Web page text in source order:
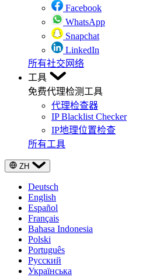
Facebook
WhatsApp
Snapchat
LinkedIn
所有社交网络
工具
免费代理检测工具
代理检查器
IP Blacklist Checker
IP地理位置检查
所有工具
ZH
Deutsch
English
Español
Français
Bahasa Indonesia
Polski
Português
Русский
Українська